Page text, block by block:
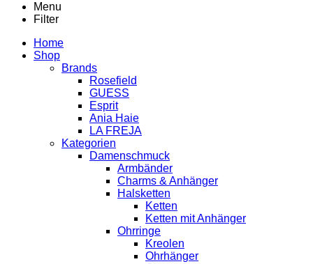
Menu
Filter
Home
Shop
Brands
Rosefield
GUESS
Esprit
Ania Haie
LA FREJA
Kategorien
Damenschmuck
Armbänder
Charms & Anhänger
Halsketten
Ketten
Ketten mit Anhänger
Ohrringe
Kreolen
Ohrhänger